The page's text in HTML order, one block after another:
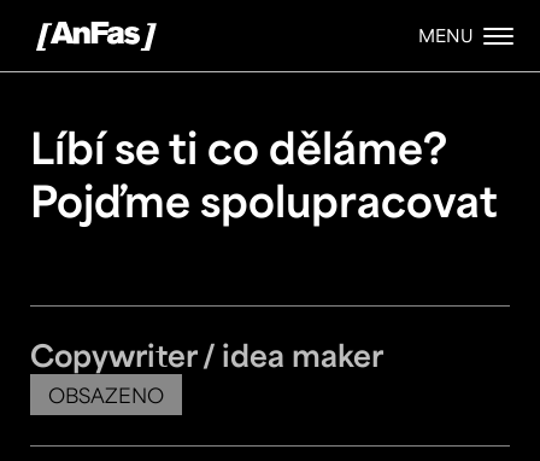
MENU
Líbí se ti co děláme?
Pojďme spolupracovat
Copywriter / idea maker
OBSAZENO